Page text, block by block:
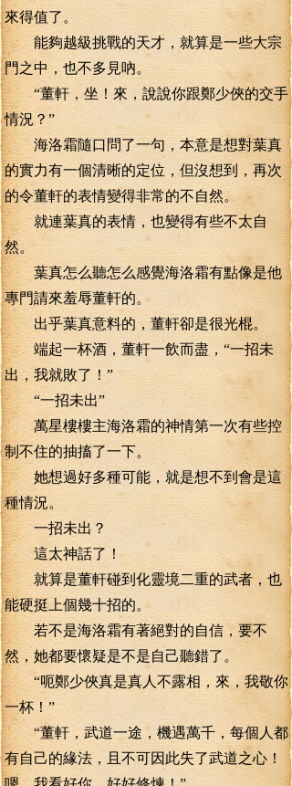
來得值了。
能夠越級挑戰的天才，就算是一些大宗
門之中，也不多見吶。
“董軒，坐！來，說說你跟鄭少俠的交手
情況？”
海洛霜隨口問了一句，本意是想對葉真
的實力有一個清晰的定位，但沒想到，再次
的令董軒的表情變得非常的不自然。
就連葉真的表情，也變得有些不太自
然。
葉真怎么聽怎么感覺海洛霜有點像是他
專門請來羞辱董軒的。
出乎葉真意料的，董軒卻是很光棍。
端起一杯酒，董軒一飲而盡，“一招未
出，我就敗了！”
“一招未出”
萬星樓樓主海洛霜的神情第一次有些控
制不住的抽搐了一下。
她想過好多種可能，就是想不到會是這
種情況。
一招未出？
這太神話了！
就算是董軒碰到化靈境二重的武者，也
能硬挺上個幾十招的。
若不是海洛霜有著絕對的自信，要不
然，她都要懷疑是不是自己聽錯了。
“呃鄭少俠真是真人不露相，來，我敬你
一杯！”
“董軒，武道一途，機遇萬千，每個人都
有自己的緣法，且不可因此失了武道之心！